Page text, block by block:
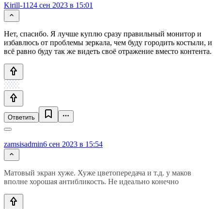
Kirill-1124 сен 2023 в 15:01
Нет, спасибо. Я лучше куплю сразу правильный монитор и
избавлюсь от проблемы зеркала, чем буду городить костыли, и
всё равно буду так же видеть своё отражение вместо контента.
Ответить
zamsisadmin6 сен 2023 в 15:54
Матовый экран хуже. Хуже цветопередача и т.д. у маков
вполне хорошая антибликость. Не идеально конечно